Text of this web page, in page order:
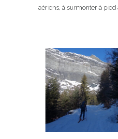
aériens, à surmonter à